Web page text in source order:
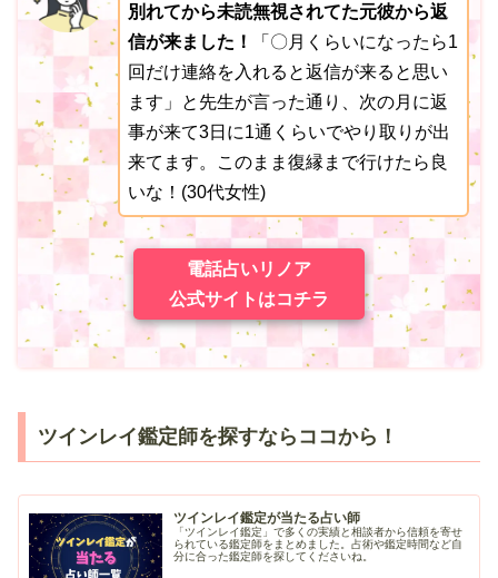
別れてから未読無視されてた元彼から返
信が来ました！
「〇月くらいになったら1
回だけ連絡を入れると返信が来ると思い
ます」と先生が言った通り、次の月に返
事が来て3日に1通くらいでやり取りが出
来てます。このまま復縁まで行けたら良
いな！(30代女性)
電話占いリノア
公式サイトはコチラ
ツインレイ鑑定師を探すならココから！
ツインレイ鑑定が当たる占い師
「ツインレイ鑑定」で多くの実績と相談者から信頼を寄せ
られている鑑定師をまとめました。占術や鑑定時間など自
分に合った鑑定師を探してくださいね。